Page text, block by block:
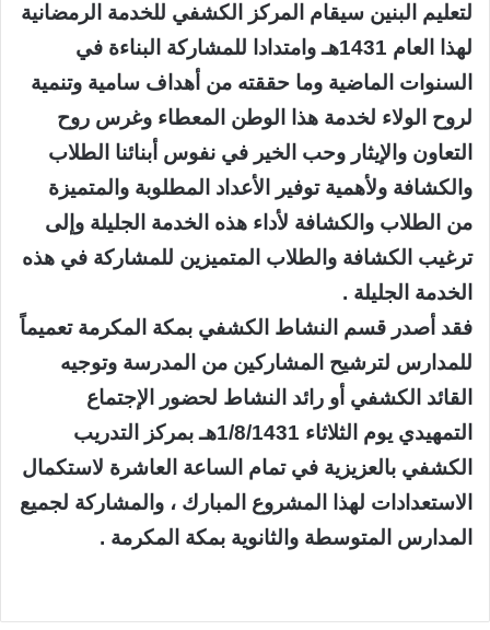
لتعليم البنين سيقام المركز الكشفي للخدمة الرمضانية
لهذا العام 1431هـ وامتدادا للمشاركة البناءة في
السنوات الماضية وما حققته من أهداف سامية وتنمية
لروح الولاء لخدمة هذا الوطن المعطاء وغرس روح
التعاون والإيثار وحب الخير في نفوس أبنائنا الطلاب
والكشافة ولأهمية توفير الأعداد المطلوبة والمتميزة
من الطلاب والكشافة لأداء هذه الخدمة الجليلة وإلى
ترغيب الكشافة والطلاب المتميزين للمشاركة في هذه
الخدمة الجليلة .
فقد أصدر قسم النشاط الكشفي بمكة المكرمة تعميماً
للمدارس لترشيح المشاركين من المدرسة وتوجيه
القائد الكشفي أو رائد النشاط لحضور الإجتماع
التمهيدي يوم الثلاثاء 1/8/1431هـ بمركز التدريب
الكشفي بالعزيزية في تمام الساعة العاشرة لاستكمال
الاستعدادات لهذا المشروع المبارك ، والمشاركة لجميع
المدارس المتوسطة والثانوية بمكة المكرمة .